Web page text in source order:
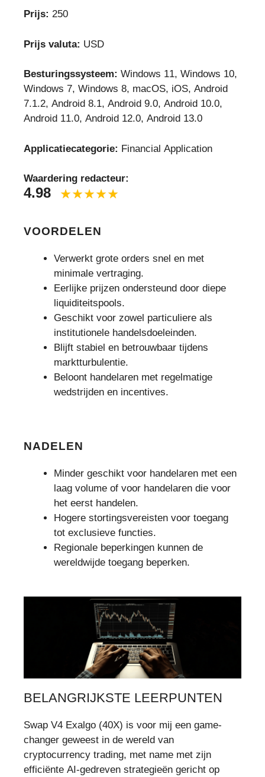
Prijs: 250
Prijs valuta: USD
Besturingssysteem: Windows 11, Windows 10,
Windows 7, Windows 8, macOS, iOS, Android
7.1.2, Android 8.1, Android 9.0, Android 10.0,
Android 11.0, Android 12.0, Android 13.0
Applicatiecategorie: Financial Application
Waardering redacteur:
4.98
VOORDELEN
Verwerkt grote orders snel en met
minimale vertraging.
Eerlijke prijzen ondersteund door diepe
liquiditeitspools.
Geschikt voor zowel particuliere als
institutionele handelsdoeleinden.
Blijft stabiel en betrouwbaar tijdens
marktturbulentie.
Beloont handelaren met regelmatige
wedstrijden en incentives.
NADELEN
Minder geschikt voor handelaren met een
laag volume of voor handelaren die voor
het eerst handelen.
Hogere stortingsvereisten voor toegang
tot exclusieve functies.
Regionale beperkingen kunnen de
wereldwijde toegang beperken.
BELANGRIJKSTE LEERPUNTEN
Swap V4 Exalgo (40X) is voor mij een game-
changer geweest in de wereld van
cryptocurrency trading, met name met zijn
efficiënte AI-gedreven strategieën gericht op